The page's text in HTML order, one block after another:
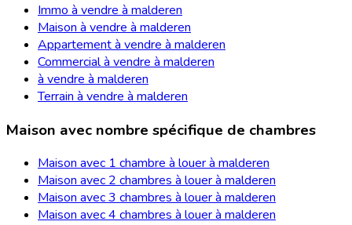
Immo à vendre à malderen
Maison à vendre à malderen
Appartement à vendre à malderen
Commercial à vendre à malderen
à vendre à malderen
Terrain à vendre à malderen
Maison avec nombre spécifique de chambres
Maison avec 1 chambre à louer à malderen
Maison avec 2 chambres à louer à malderen
Maison avec 3 chambres à louer à malderen
Maison avec 4 chambres à louer à malderen